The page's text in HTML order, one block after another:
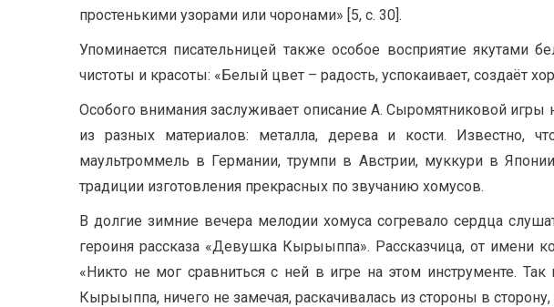
простенькими узорами или чоронами» [5, с. 30].
Упоминается писательницей также особое восприятие
чистоты и красоты: «Белый цвет – радость, успокаивает, создаёт
Особого внимания заслуживает описание А. Сыромятниковой
из разных материалов: металла, дерева и кости. Известно,
маультроммель в Германии, трумпи в Австрии, муккури в
традиции изготовления прекрасных по звучанию хомусов.
В долгие зимние вечера мелодии хомуса согревало сердца
героиня рассказа «Девушка Кырыыппа». Рассказчица, от имени
«Никто не мог сравниться с ней в игре на этом инструменте.
Кырыыппа, ничего не замечая, раскачивалась из стороны в